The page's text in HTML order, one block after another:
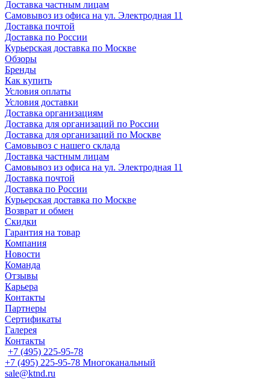
Доставка частным лицам
Самовывоз из офиса на ул. Электродная 11
Доставка почтой
Доставка по России
Курьерская доставка по Москве
Обзоры
Бренды
Как купить
Условия оплаты
Условия доставки
Доставка организациям
Доставка для организаций по России
Доставка для организаций по Москве
Самовывоз с нашего склада
Доставка частным лицам
Самовывоз из офиса на ул. Электродная 11
Доставка почтой
Доставка по России
Курьерская доставка по Москве
Возврат и обмен
Скидки
Гарантия на товар
Компания
Новости
Команда
Отзывы
Карьера
Контакты
Партнеры
Сертификаты
Галерея
Контакты
+7 (495) 225-95-78
+7 (495) 225-95-78 Многоканальный
sale@ktnd.ru